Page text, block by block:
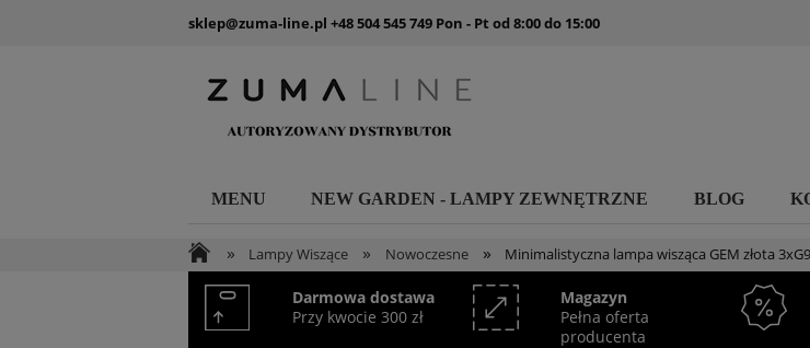
sklep@zuma-line.pl +48 504 545 749 Pon - Pt od 8:00 do 15:00
MENU NEW GARDEN - LAMPY ZEWNĘTRZNE BLOG
» Lampy Wiszące » Nowoczesne » Minimalistyczna lampa wisząca GEM złota
Darmowa dostawa
Przy kwocie 300 zł
Magazyn
Pełna oferta
producenta